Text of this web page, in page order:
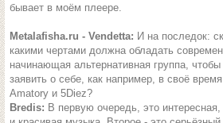
бывает в моём плеере.
Metalafisha.ru - Vendetta: И на последок:
какими чертами должна обладать
начинающая альтернативная группа,
заявить о себе, как например, в своё
Amatory и 5Diez?
Bredis: В первую очередь, это